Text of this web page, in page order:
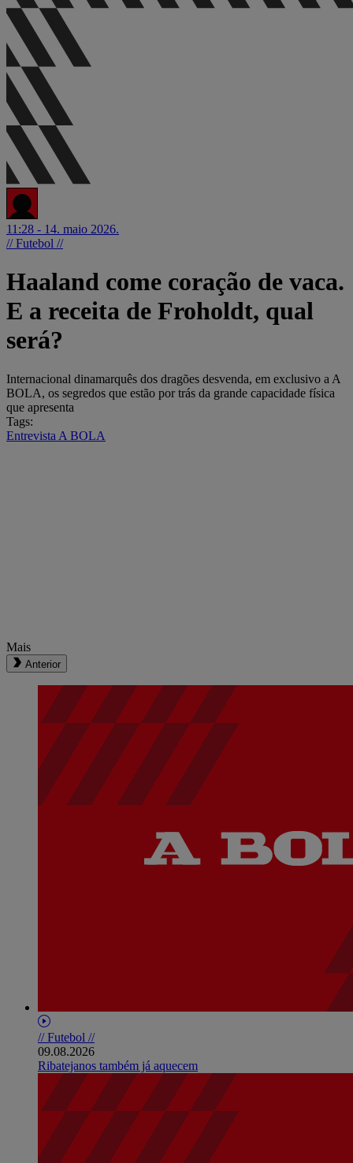
11:28 - 14. maio 2026.
// Futebol //
Haaland come coração de vaca.
E a receita de Froholdt, qual
será?
Internacional dinamarquês dos dragões desvenda, em exclusivo a A
BOLA, os segredos que estão por trás da grande capacidade física
que apresenta
Tags:
Entrevista A BOLA
Mais
Anterior
// Futebol //
09.08.2026
Ribatejanos também já aquecem